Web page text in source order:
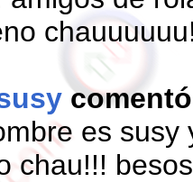
comentó
es
chau!!!